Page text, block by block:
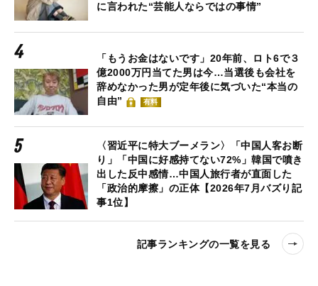
に言われた“芸能人ならではの事情”
「もうお金はないです」20年前、ロト6で３
億2000万円当てた男は今…当選後も会社を
辞めなかった男が定年後に気づいた“本当の
自由”
有料
〈習近平に特大ブーメラン〉「中国人客お断
り」「中国に好感持てない72%」韓国で噴き
出した反中感情…中国人旅行者が直面した
「政治的摩擦」の正体【2026年7月バズり記
事1位】
記事ランキングの一覧を見る